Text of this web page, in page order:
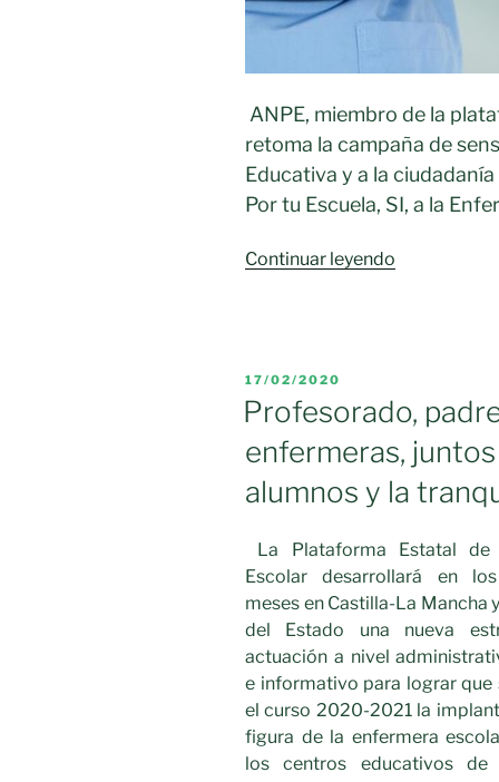
ANPE, miembro de la
retoma la campaña de
Educativa y a la
Por tu Escuela, SI, a la
Continuar leyendo
SÍ,
A
LA
PUBLICADO
EL
17/02/2020
Profesorado,
enfermeras,
alumnos y la
La Plataforma Estatal de
Escolar desarrollará en
meses en Castilla-La Mancha
del Estado una nueva
actuación a nivel
e informativo para lograr que
el curso 2020-2021 la
figura de la enfermera
los centros educativos de